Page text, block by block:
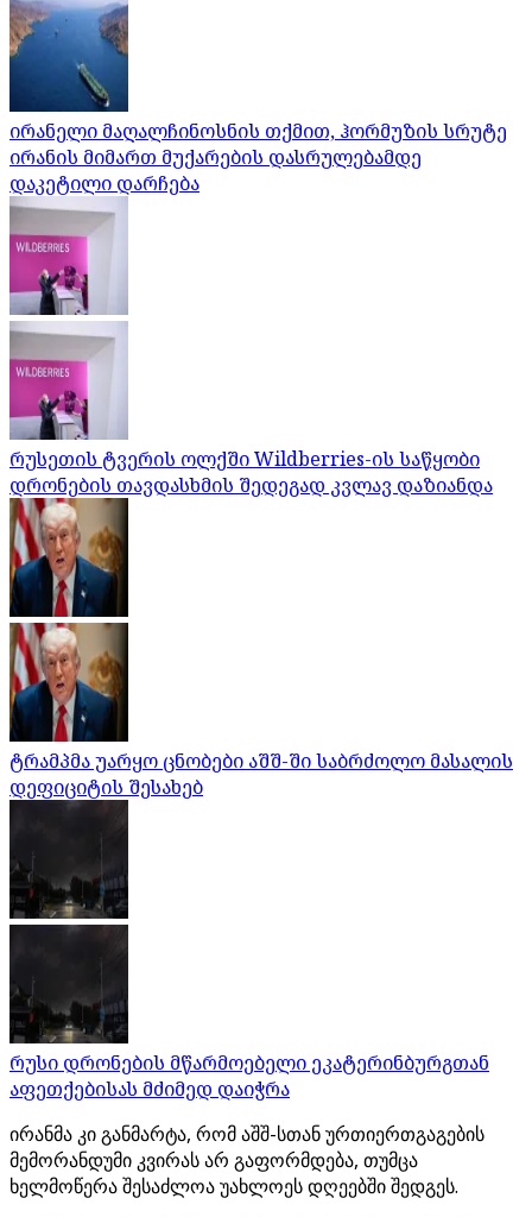
ირანელი მაღალჩინოსნის თქმით, ჰორმუზის სრუტე
ირანის მიმართ მუქარების დასრულებამდე
დაკეტილი დარჩება
რუსეთის ტვერის ოლქში Wildberries-ის საწყობი
დრონების თავდასხმის შედეგად კვლავ დაზიანდა
ტრამპმა უარყო ცნობები აშშ-ში საბრძოლო მასალის
დეფიციტის შესახებ
რუსი დრონების მწარმოებელი ეკატერინბურგთან
აფეთქებისას მძიმედ დაიჭრა
ირანმა კი განმარტა, რომ აშშ-სთან ურთიერთგაგების
მემორანდუმი კვირას არ გაფორმდება, თუმცა
ხელმოწერა შესაძლოა უახლოეს დღეებში შედგეს.